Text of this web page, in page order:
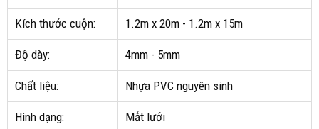
Kích thước cuộn: 1.2m x 20m - 1.2m x 15m
Độ dày: 4mm - 5mm
Chất liệu: Nhựa PVC nguyên sinh
Hình dạng: Mắt lưới